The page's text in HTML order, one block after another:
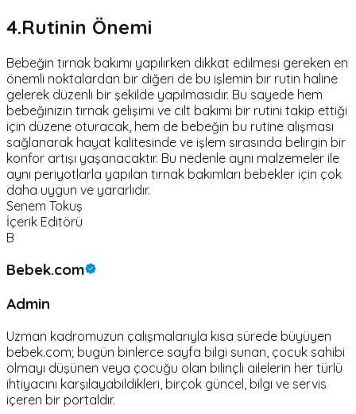
4.Rutinin Önemi
Bebeğin tırnak bakımı yapılırken dikkat edilmesi gereken en
önemli noktalardan bir diğeri de bu işlemin bir rutin haline
gelerek düzenli bir şekilde yapılmasıdır. Bu sayede hem
bebeğinizin tırnak gelişimi ve cilt bakımı bir rutini takip ettiği
için düzene oturacak, hem de bebeğin bu rutine alışması
sağlanarak hayat kalitesinde ve işlem sırasında belirgin bir
konfor artışı yaşanacaktır. Bu nedenle aynı malzemeler ile
aynı periyotlarla yapılan tırnak bakımları bebekler için çok
daha uygun ve yararlıdır.
Senem Tokuş
İçerik Editörü
B
Bebek.com
Admin
Uzman kadromuzun çalışmalarıyla kısa sürede büyüyen
bebek.com; bugün binlerce sayfa bilgi sunan, çocuk sahibi
olmayı düşünen veya çocuğu olan bilinçli ailelerin her türlü
ihtiyacını karşılayabildikleri, birçok güncel, bilgi ve servis
içeren bir portaldır.